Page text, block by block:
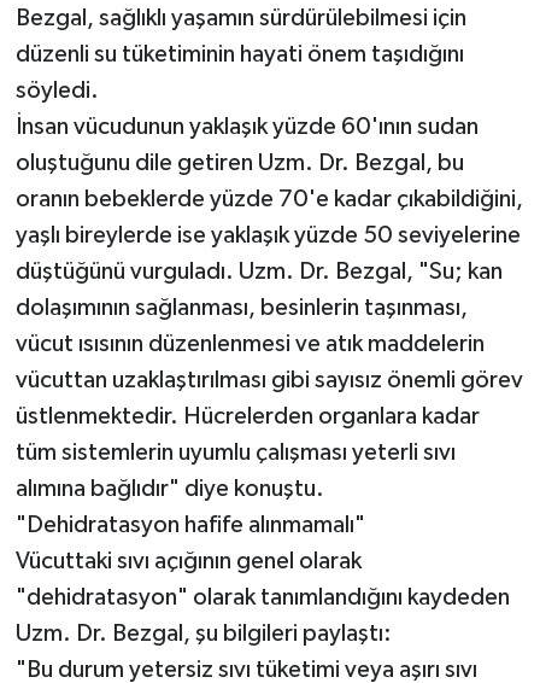
Bezgal, sağlıklı yaşamın sürdürülebilmesi için
düzenli su tüketiminin hayati önem taşıdığını
söyledi.
İnsan vücudunun yaklaşık yüzde 60'ının sudan
oluştuğunu dile getiren Uzm. Dr. Bezgal, bu
oranın bebeklerde yüzde 70'e kadar çıkabildiğini,
yaşlı bireylerde ise yaklaşık yüzde 50 seviyelerine
düştüğünü vurguladı. Uzm. Dr. Bezgal, "Su; kan
dolaşımının sağlanması, besinlerin taşınması,
vücut ısısının düzenlenmesi ve atık maddelerin
vücuttan uzaklaştırılması gibi sayısız önemli görev
üstlenmektedir. Hücrelerden organlara kadar
tüm sistemlerin uyumlu çalışması yeterli sıvı
alımına bağlıdır" diye konuştu.
"Dehidratasyon hafife alınmamalı"
Vücuttaki sıvı açığının genel olarak
"dehidratasyon" olarak tanımlandığını kaydeden
Uzm. Dr. Bezgal, şu bilgileri paylaştı:
"Bu durum yetersiz sıvı tüketimi veya aşırı sıvı